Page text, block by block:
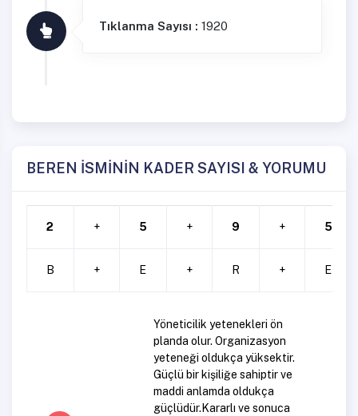
Tıklanma Sayısı : 1920
BEREN İSMİNİN KADER SAYISI & YORUMU
2 + 5 + 9 + 5
B + E + R + E
Yöneticilik yetenekleri ön
planda olur. Organizasyon
yeteneği oldukça yüksektir.
Güçlü bir kişiliğe sahiptir ve
maddi anlamda oldukça
güçlüdür.Kararlı ve sonuca